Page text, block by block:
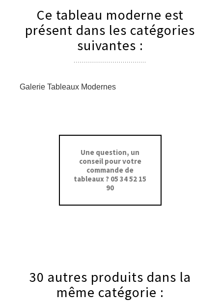
Ce tableau moderne est
présent dans les catégories
suivantes :
Galerie Tableaux Modernes
Une question, un
conseil pour votre
commande de
tableaux ? 05 34 52 15
90
30 autres produits dans la
même catégorie :